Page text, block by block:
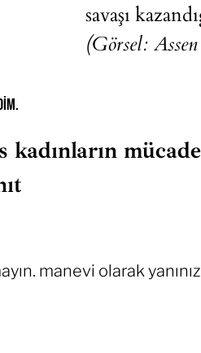
savaşı
(Görsel:
manevi olarak